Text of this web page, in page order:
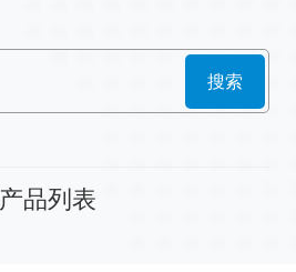
搜索
产品列表